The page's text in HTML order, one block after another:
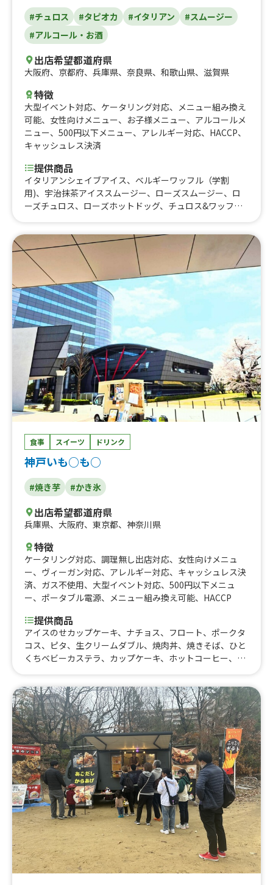
#チュロス #タピオカ #イタリアン
#スムージー
#アルコール・お酒
出店希望都道府県
大阪府、 京都府、 兵庫県、 奈良県、 和歌山県、 滋賀県
特徴
大型イベント対応、 ケータリング対応、 メニュー組み換え
可能、 女性向けメニュー、 お子様メニュー、 アルコールメ
ニュー、 500円以下メニュー、 アレルギー対応、 HACCP、
キャッシュレス決済
提供商品
イタリアンシェイブアイス、ベルギーワッフル（学割
用)、宇治抹茶アイススムージー、ローズスムージー、ロ
ーズチュロス、ローズホットドッグ、チュロス&ワッフ
ホワイトキャラメル&チョコレートラテ、抹茶のおしる
こ、宇治抹茶団子、イタリアンソーダ（学祭用)、アサヒ
スーパードライ、ライム付きキリンビール(カップ)、チョ
コレートワッフル、コーヒー（買い取り)、フラットホワ
イト、ポンデケージョ、チュロス（学割用)、アールグレ
イティー(ミルク、レモン、ストレート）買い取り、カフェ
ラテ（買い取り)、ホットコーヒー、ホットミルク、フラワ
ーアロマラテ、メキシカンビール、トロピカルアイススム
ージー、宇治抹茶アイススムージー、イタリアンソーダ
ブルーベリー、タピオカドリンク(学祭用）、ホットドッ
グ(学祭用）、ベーコンのパニーニ、宇治抹茶ラテ、甘露
梅ソーダ、甘酒（ホット)、ホットタピオカドリンク、クラ
ムチャウダー、ホットジュース、イタリアンホットミル
ク、有馬金泉コーヒー、イタリアンソーダ、ハーフチュロ
ス、【買い取り】スモークチキンのパニーニ、おしるこ、
【買取】ワッフルセット、ハロウィンラテ、アイススムー
ジー（学祭用)、スモークチキンのパニーニ、エスプレッ
ソ系コーヒー（学祭用)、ポークソーセージのホットドッ
グ（学割)、ベーコンのパニーニ、ドルチェセット、イタ
リアンスモークチキン盛り合わせ、ソーセージ盛り合わ
せ、サングリア、桜ソーダ、桜ドッグ、桜ラテ、コロナビ
ジ)、ホットワイン、クリスマスラテ、スモークチキンのパ
ニーニ、アイススムージー、ベルギーワッフル、チュロ
ク、エスプレッソアレンジコーヒー
食事 スイーツ ドリンク
神戸いも○も○
#焼き芋 #かき氷
出店希望都道府県
兵庫県、 大阪府、 東京都、 神奈川県
特徴
ケータリング対応、 調理無し出店対応、 女性向けメニュ
ー、 ヴィーガン対応、 アレルギー対応、 キャッシュレス決
済、 ガス不使用、 大型イベント対応、 500円以下メニュ
ー、 ポータブル電源、 メニュー組み換え可能、 HACCP
提供商品
アイスのせカップケーキ、ナチョス、フロート、ポークタ
コス、ピタ、生クリームダブル、焼肉丼、焼きそば、ひと
くちベビーカステラ、カップケーキ、ホットコーヒー、お
ご、おいもブリュレ、ジュース、黒蜜きなこボール、かき
氷、冷やし芋、焼き芋